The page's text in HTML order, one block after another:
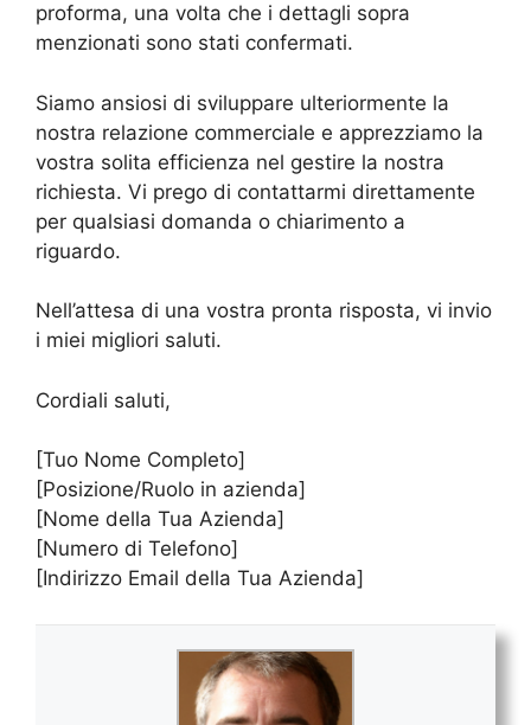
proforma, una volta che i dettagli sopra
menzionati sono stati confermati.
Siamo ansiosi di sviluppare ulteriormente la
nostra relazione commerciale e apprezziamo la
vostra solita efficienza nel gestire la nostra
richiesta. Vi prego di contattarmi direttamente
per qualsiasi domanda o chiarimento a
riguardo.
Nell’attesa di una vostra pronta risposta, vi invio
i miei migliori saluti.
Cordiali saluti,
[Tuo Nome Completo]
[Posizione/Ruolo in azienda]
[Nome della Tua Azienda]
[Numero di Telefono]
[Indirizzo Email della Tua Azienda]